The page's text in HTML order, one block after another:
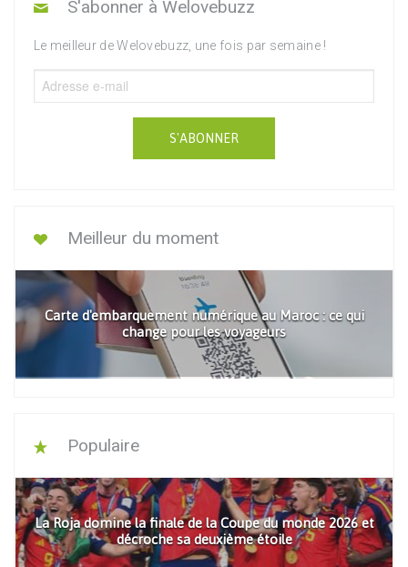
S'abonner à Welovebuzz
Le meilleur de Welovebuzz, une fois par semaine !
S'ABONNER
Meilleur du moment
Carte d'embarquement numérique au Maroc : ce qui
change pour les voyageurs
Populaire
La Roja domine la finale de la Coupe du monde 2026 et
décroche sa deuxième étoile